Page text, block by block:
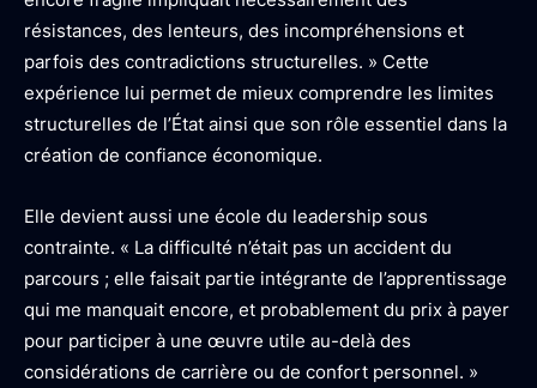
résistances, des lenteurs, des incompréhensions et
parfois des contradictions structurelles. » Cette
expérience lui permet de mieux comprendre les limites
structurelles de l’État ainsi que son rôle essentiel dans la
création de confiance économique.
Elle devient aussi une école du leadership sous
contrainte. « La difficulté n’était pas un accident du
parcours ; elle faisait partie intégrante de l’apprentissage
qui me manquait encore, et probablement du prix à payer
pour participer à une œuvre utile au-delà des
considérations de carrière ou de confort personnel. »